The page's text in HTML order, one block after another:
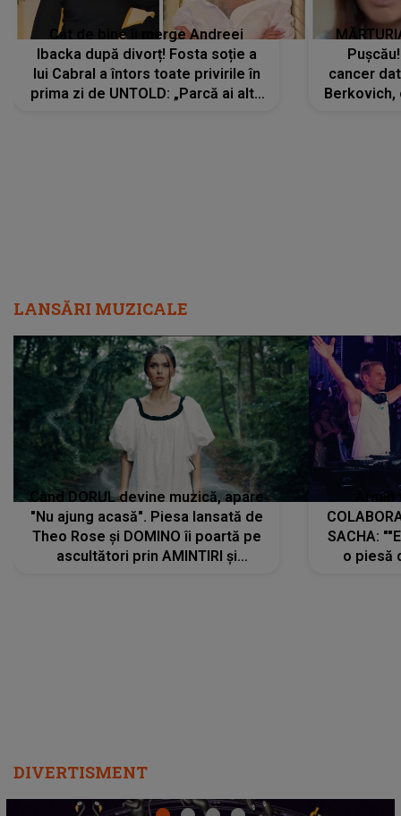
Cât de bine îi merge Andreei
Ibacka după divorț! Fosta soție a
lui Cabral a întors toate privirile în
prima zi de UNTOLD: „Parcă ai altă
cancer
Berkovich,
LANSĂRI MUZICALE
Când DORUL devine muzică, apare
"Nu ajung acasă". Piesa lansată de
Theo Rose și DOMINO îi poartă pe
ascultători prin AMINTIRI și
SACHA:
o piesă
DIVERTISMENT